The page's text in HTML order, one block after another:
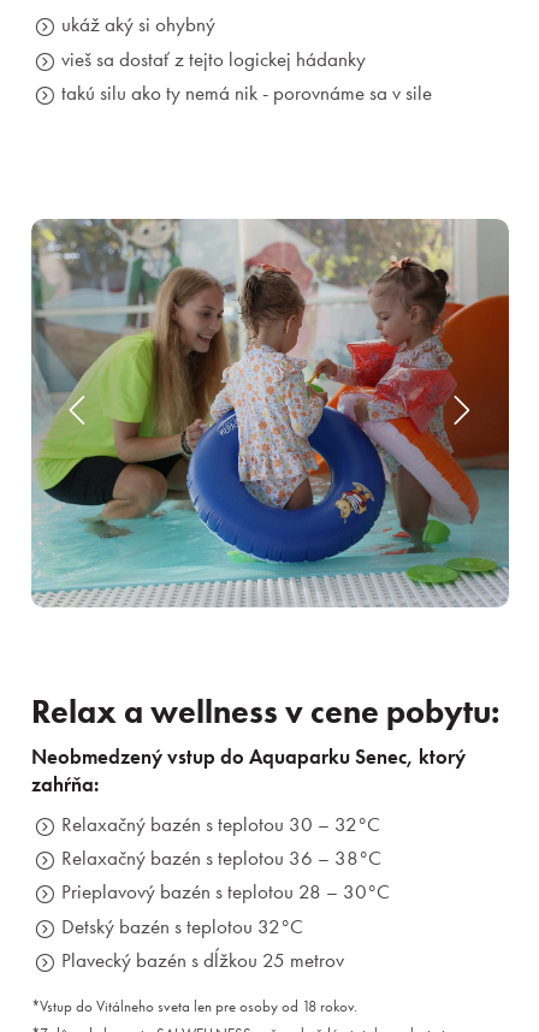
ukáž aký si ohybný
vieš sa dostať z tejto logickej hádanky
takú silu ako ty nemá nik - porovnáme sa v sile
Relax a wellness v cene pobytu:
Neobmedzený vstup do Aquaparku Senec, ktorý
zahŕňa:
Relaxačný bazén s teplotou 30 – 32°C
Relaxačný bazén s teplotou 36 – 38°C
Prieplavový bazén s teplotou 28 – 30°C
Detský bazén s teplotou 32°C
Plavecký bazén s dĺžkou 25 metrov
*Vstup do Vitálneho sveta len pre osoby od 18 rokov.